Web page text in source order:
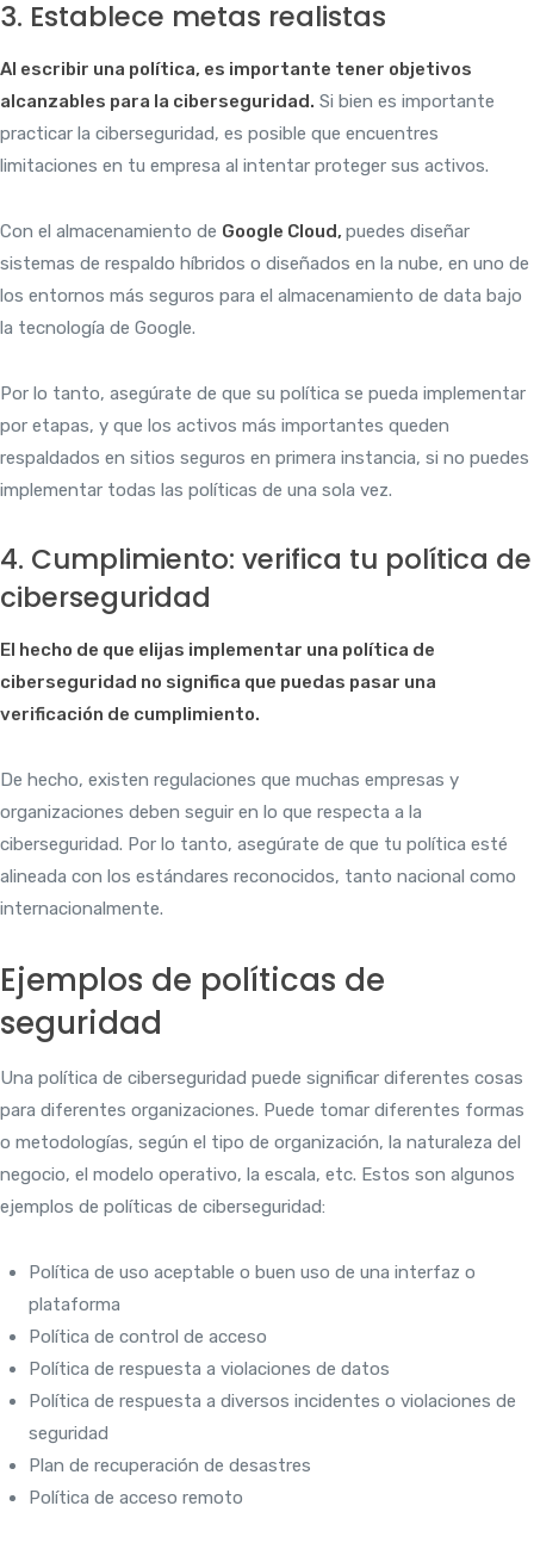
3. Establece metas realistas
Al escribir una política, es importante tener objetivos
alcanzables para la ciberseguridad. Si bien es importante
practicar la ciberseguridad, es posible que encuentres
limitaciones en tu empresa al intentar proteger sus activos.
Con el almacenamiento de Google Cloud, puedes diseñar
sistemas de respaldo híbridos o diseñados en la nube, en uno de
los entornos más seguros para el almacenamiento de data bajo
la tecnología de Google.
Por lo tanto, asegúrate de que su política se pueda implementar
por etapas, y que los activos más importantes queden
respaldados en sitios seguros en primera instancia, si no puedes
implementar todas las políticas de una sola vez.
4. Cumplimiento: verifica tu política de
ciberseguridad
El hecho de que elijas implementar una política de
ciberseguridad no significa que puedas pasar una
verificación de cumplimiento.
De hecho, existen regulaciones que muchas empresas y
organizaciones deben seguir en lo que respecta a la
ciberseguridad. Por lo tanto, asegúrate de que tu política esté
alineada con los estándares reconocidos, tanto nacional como
internacionalmente.
Ejemplos de políticas de
seguridad
Una política de ciberseguridad puede significar diferentes cosas
para diferentes organizaciones. Puede tomar diferentes formas
o metodologías, según el tipo de organización, la naturaleza del
negocio, el modelo operativo, la escala, etc. Estos son algunos
ejemplos de políticas de ciberseguridad:
Política de uso aceptable o buen uso de una interfaz o
plataforma
Política de control de acceso
Política de respuesta a violaciones de datos
Política de respuesta a diversos incidentes o violaciones de
seguridad
Plan de recuperación de desastres
Política de acceso remoto